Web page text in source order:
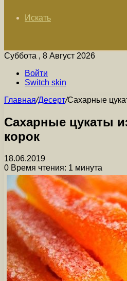
Искать
Суббота , 8 Август 2026
Войти
Switch skin
Главная/Десерт/Сахарные
Сахарные цукаты
корок
18.06.2019
0 Время чтения: 1 минута